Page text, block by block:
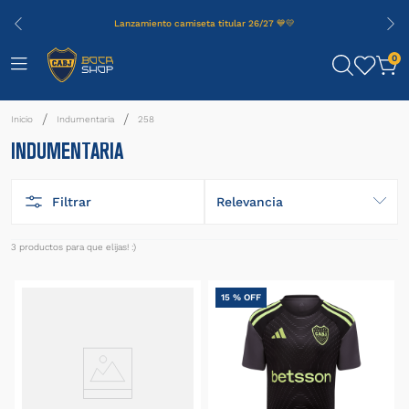
Lanzamiento camiseta titular 26/27 💙💛
0
Indumentaria 258
INDUMENTARIA
Filtrar Relevancia
3 productos
15 % OFF